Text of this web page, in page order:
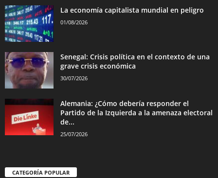
La economía capitalista mundial en peligro
01/08/2026
Senegal: Crisis política en el contexto de una
grave crisis económica
30/07/2026
Alemania: ¿Cómo debería responder el
Partido de la Izquierda a la amenaza electoral
de...
25/07/2026
CATEGORÍA POPULAR